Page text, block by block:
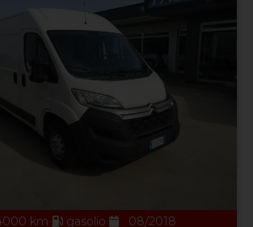
km gasolio 08/2018